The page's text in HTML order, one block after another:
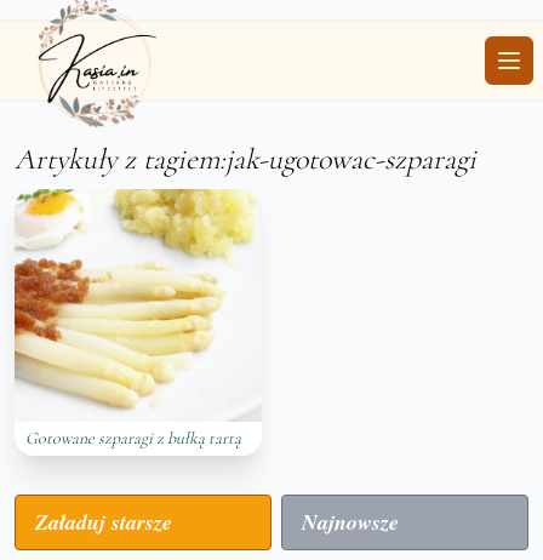
Artykuły z tagiem:jak-ugotowac-szparagi
Gotowane szparagi z bułką tartą
Załaduj starsze Najnowsze